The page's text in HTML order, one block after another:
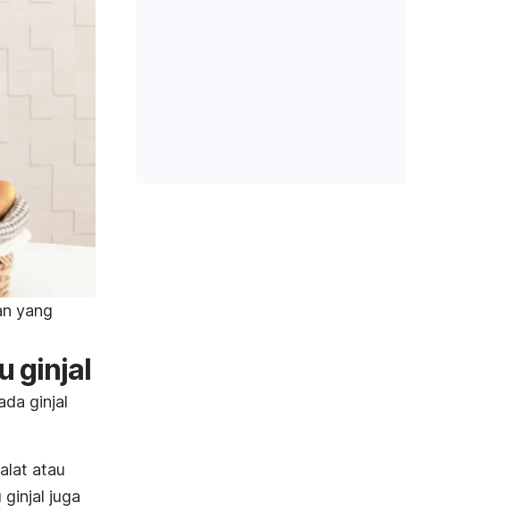
yang
ginjal
ginjal
atau
ginjal juga